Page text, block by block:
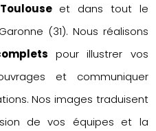
et dans tout le
(31). Nous réalisons
pour illustrer vos
et communiquer
Nos images traduisent
de vos équipes et la